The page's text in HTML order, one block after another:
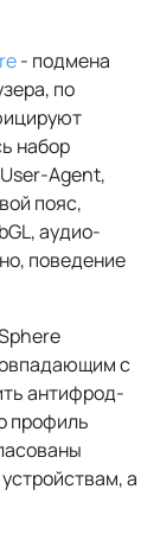
- подмена
по
набор
Agent,
пояс,
аудио-
поведение
с
антифрод-
профиль
а